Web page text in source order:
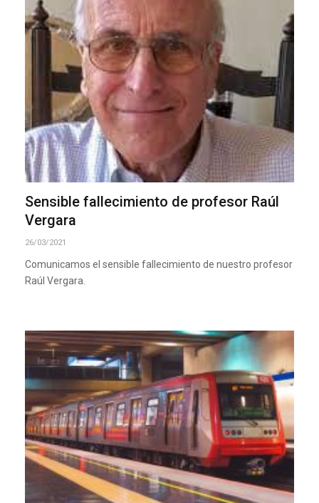
Sensible fallecimiento de profesor Raúl
Vergara
26/03/2021
Comunicamos el sensible fallecimiento de nuestro profesor
Raúl Vergara.